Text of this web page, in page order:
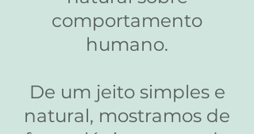
comportamento
humano.
De um jeito simples e
natural, mostramos de